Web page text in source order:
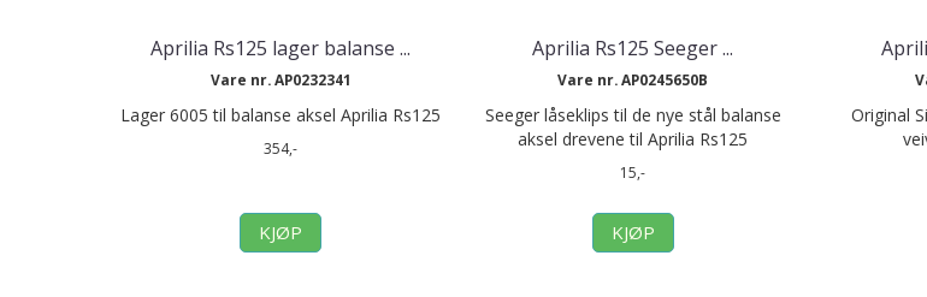
Aprilia Rs125 lager balanse ...
Vare nr. AP0232341
Lager 6005 til balanse aksel Aprilia Rs125
354,-
KJØP
Aprilia Rs125 Seeger ...
Vare nr. AP0245650B
Seeger låseklips til de nye stål balanse
aksel drevene til Aprilia Rs125
15,-
KJØP
Original